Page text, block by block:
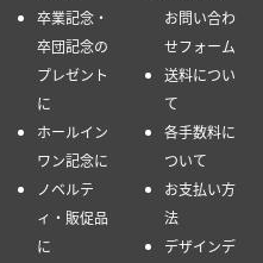
卒業記念・
卒団記念の
プレゼント
に
ホールイン
ワン記念に
ノベルテ
ィ・販促品
に
お問い合わ
せフォーム
送料につい
て
各手数料に
ついて
お支払い方
法
デザインデ